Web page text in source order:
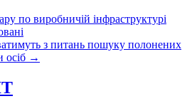
по виробничій інфраструктурі
з питань пошуку полонених
осіб →